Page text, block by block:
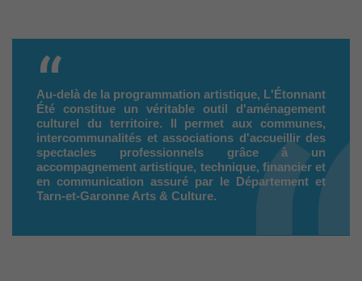
Au-delà de la programmation artistique, L'Étonnant
Été constitue un véritable outil d'aménagement
culturel du territoire. Il permet aux communes,
intercommunalités et associations d'accueillir des
spectacles professionnels grâce à un
accompagnement artistique, technique, financier et
en communication assuré par le Département et
Tarn-et-Garonne Arts & Culture.